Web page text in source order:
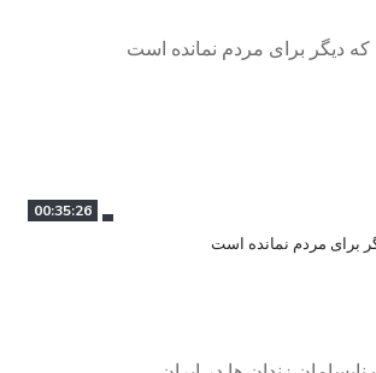
00:35:26
برای مردم نمانده است